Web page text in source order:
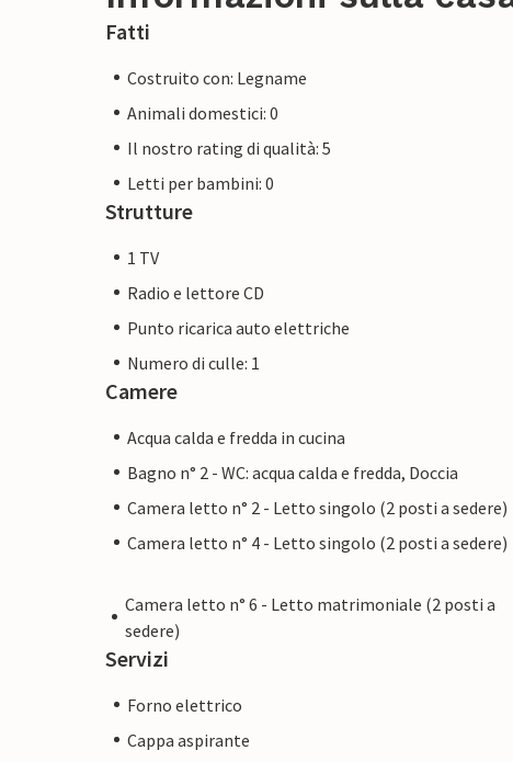
Fatti
Costruito con: Legname
Animali domestici: 0
Il nostro rating di qualità: 5
Letti per bambini: 0
Strutture
1 TV
Radio e lettore CD
Punto ricarica auto elettriche
Numero di culle: 1
Camere
Acqua calda e fredda in cucina
Bagno n° 2 - WC: acqua calda e fredda, Doccia
Camera letto n° 2 - Letto singolo (2 posti a sedere)
Camera letto n° 4 - Letto singolo (2 posti a sedere)
Camera letto n° 6 - Letto matrimoniale (2 posti a
sedere)
Servizi
Forno elettrico
Cappa aspirante